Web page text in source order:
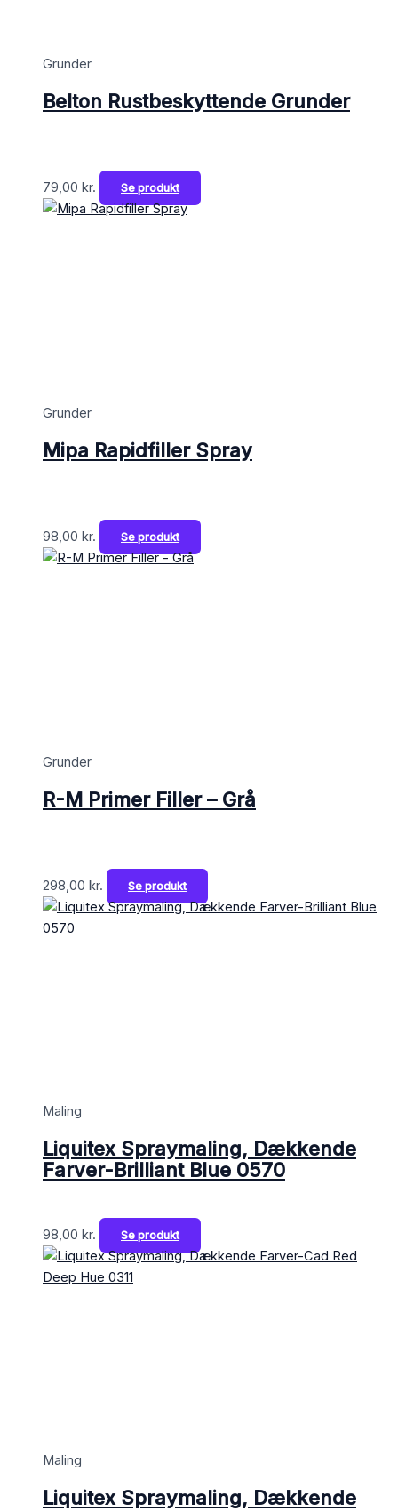
Grunder
Belton Rustbeskyttende Grunder
79,00 kr. Se produkt
Grunder
Mipa Rapidfiller Spray
98,00 kr. Se produkt
Grunder
R-M Primer Filler – Grå
298,00 kr. Se produkt
Maling
Liquitex Spraymaling, Dækkende
Farver-Brilliant Blue 0570
98,00 kr. Se produkt
Maling
Liquitex Spraymaling, Dækkende